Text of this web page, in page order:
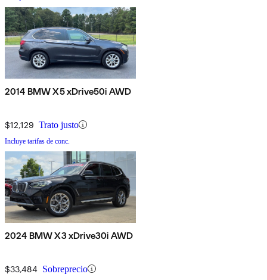
2014 BMW X5 xDrive50i AWD
$12,129 Trato justo
Incluye tarifas de conc.
2024 BMW X3 xDrive30i AWD
$33,484 Sobreprecio